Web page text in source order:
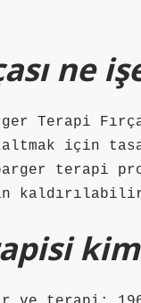
ne
Terapi
için
terapi